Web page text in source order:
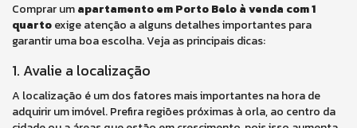
Comprar umapartamento em Porto Belo à venda com 1
quartoexige atenção a alguns detalhes importantes para
garantir uma boa escolha. Veja as principais dicas:
1. Avalie a localização
A localização é um dos fatores mais importantes na hora de
adquirir um imóvel. Prefira regiões próximas à orla, ao centro da